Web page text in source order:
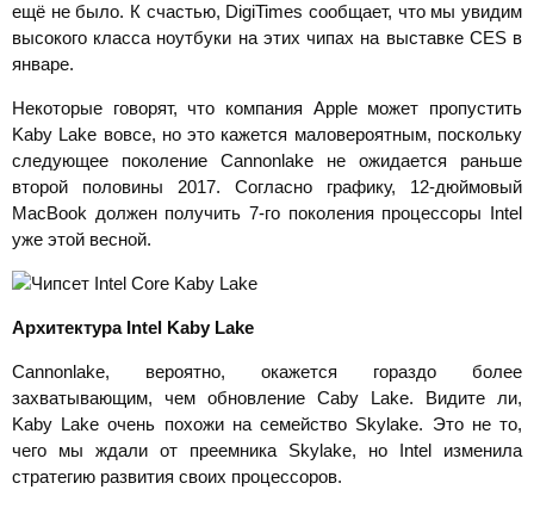
ещё не было. К счастью, DigiTimes сообщает, что мы увидим
высокого класса ноутбуки на этих чипах на выставке CES в
январе.
Некоторые говорят, что компания Apple может пропустить
Kaby Lake вовсе, но это кажется маловероятным, поскольку
следующее поколение Cannonlake не ожидается раньше
второй половины 2017. Согласно графику, 12-дюймовый
MacBook должен получить 7-го поколения процессоры Intel
уже этой весной.
АрхитектураIntel Kaby Lake
Cannonlake, вероятно, окажется гораздо более
захватывающим, чем обновление Caby Lake. Видите ли,
Kaby Lake очень похожи на семейство Skylake. Это не то,
чего мы ждали от преемника Skylake, но Intel изменила
стратегию развития своих процессоров.